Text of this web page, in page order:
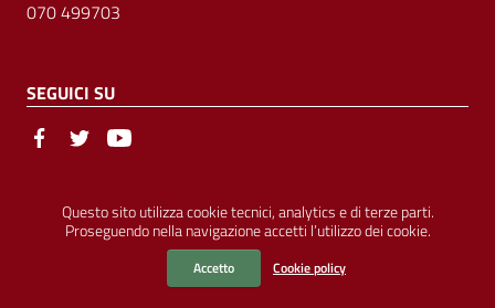
Questo sito utilizza cookie tecnici, analytics e di terze parti.
Proseguendo nella navigazione accetti l’utilizzo dei cookie.
Accetto Cookie policy
070 499703
SEGUICI SU
Sezione Link Utili
© Ordine degli Ingegneri della Provincia di Cagliari | P.IVA
00458800927 |Amministrazione Trasparente | Pubblicità Legale
Accessibilità